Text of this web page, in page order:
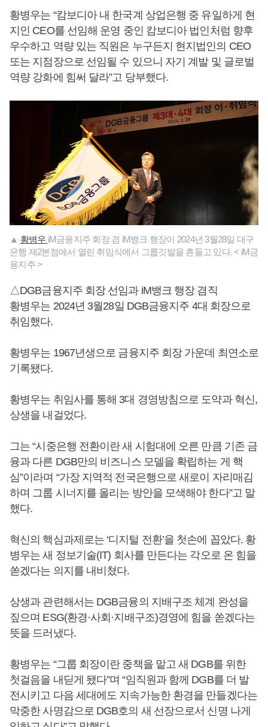
황병우는 “캄보디아 내 한국계 상업은행 중 유일하게 현
지인 CEO를 선임해 운영 중인 캄보디아 법인처럼 향후
우수하고 역량 있는 직원은 누구든지 현지법인의 CEO
또는 지점장으로 선임될 수 있으니 자기 계발 및 글로벌
역량 강화에 힘써 달라”고 당부했다.
▲ 황병우 iM금융지주 회장 겸 iM뱅크 행장이 2024년 3월28일 대구
은행 제2본점에서 열린 취임식에서 그룹깃발을 흔들고 있다. < iM금
융지주 >
△DGB금융지주 회장 선임과 iM뱅크 행장 겸직
황병우는 2024년 3월28일 DGB금융지주 4대 회장으로
취임했다.
황병우는 1967년생으로 금융지주 회장 가운데 최연소로
기록됐다.
황병우는 취임사를 통해 3대 경영방침으로 도약과 혁신,
상생을 내걸었다.
그는 “시중은행 전환이란 새 시험대에 오른 만큼 기존 금
융과 다른 DGB만의 비즈니스 모델을 확립하는 게 핵
심”이라며 “가장 지역적 전국은행으로 새로이 자리매김
하며 그룹 시너지를 올리는 방안을 모색해야 한다”고 말
했다.
혁신의 핵심과제로는 ‘디지털 전환’을 첫손에 꼽았다. 황
병우는 새 정보기술(IT) 회사를 만든다는 각오로 온 힘을
쏟겠다는 의지를 내비쳤다.
상생과 관련해서는 DGB금융의 지배구조 체계 완성을
짚으며 ESG(환경·사회·지배구조)경영에 힘을 쏟겠다는
뜻을 드러냈다.
황병우는 “그룹 회장이란 중책을 맡고 새 DGB를 위한
첫걸음을 내딛게 됐다”며 “임직원과 함께 DGB를 더 발
전시키고 다음 세대에도 지속가능한 환경을 만들겠다는
막중한 사명감으로 DGB호의 새 선장으로서 신명 나게